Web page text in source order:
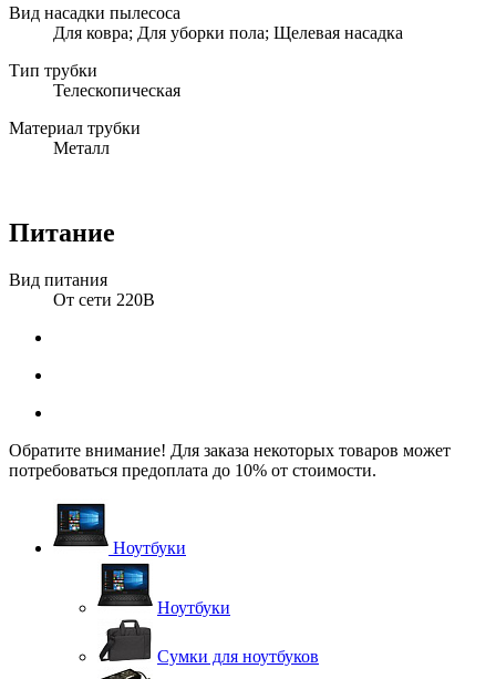
Вид насадки пылесоса
Для ковра; Для уборки пола; Щелевая насадка
Тип трубки
Телескопическая
Материал трубки
Металл
Питание
Вид питания
От сети 220В
Обратите внимание! Для заказа некоторых товаров может
потребоваться предоплата до 10% от стоимости.
Ноутбуки
Ноутбуки
Сумки для ноутбуков